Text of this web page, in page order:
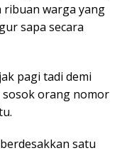
ribuan warga yang
sapa secara
pagi tadi demi
sosok orang nomor
satu